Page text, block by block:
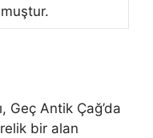
Geç Antik Çağ’da
bir alan